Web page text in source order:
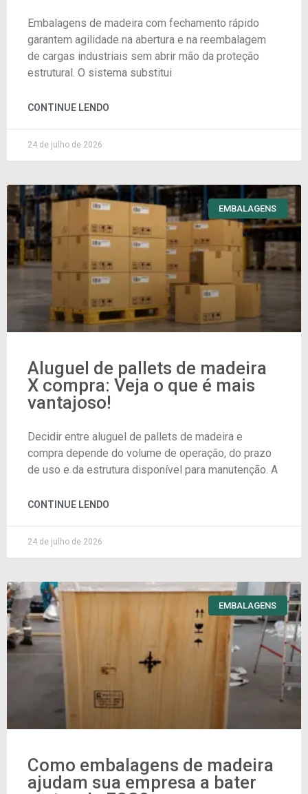
Embalagens de madeira com fechamento rápido
garantem agilidade na abertura e na reembalagem
de cargas industriais sem abrir mão da proteção
estrutural. O sistema substitui
CONTINUE LENDO
24 de julho de 2026
EMBALAGENS
Aluguel de pallets de madeira
X compra: Veja o que é mais
vantajoso!
Decidir entre aluguel de pallets de madeira e
compra depende do volume de operação, do prazo
de uso e da estrutura disponível para manutenção. A
CONTINUE LENDO
24 de julho de 2026
EMBALAGENS
Como embalagens de madeira
ajudam sua empresa a bater